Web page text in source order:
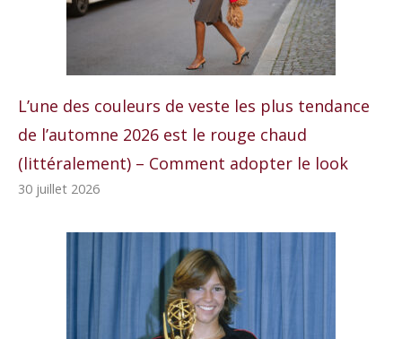
L’une des couleurs de veste les plus tendance
de l’automne 2026 est le rouge chaud
(littéralement) – Comment adopter le look
30 juillet 2026